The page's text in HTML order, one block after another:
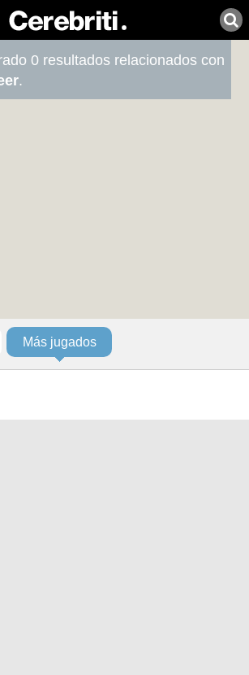
0 resultados relacionados con
.
Más jugados